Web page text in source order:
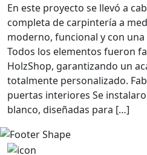
En este proyecto se llevó a
completa de carpintería a
moderno, funcional y con
Todos los elementos fueron
HolzShop, garantizando un
totalmente personalizado.
puertas interiores Se
blanco, diseñadas para […]